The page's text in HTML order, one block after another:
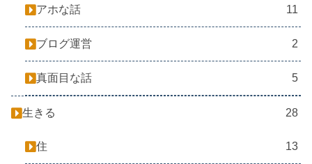
アホな話 11
ブログ運営 2
真面目な話 5
生きる 28
住 13